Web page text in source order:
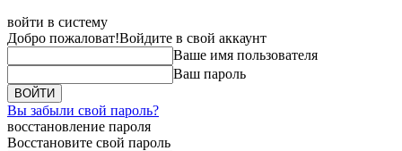
войти в систему
Добро пожаловат!Войдите в свой аккаунт
Ваше имя пользователя
Ваш пароль
Вы забыли свой пароль?
восстановление пароля
Восстановите свой пароль